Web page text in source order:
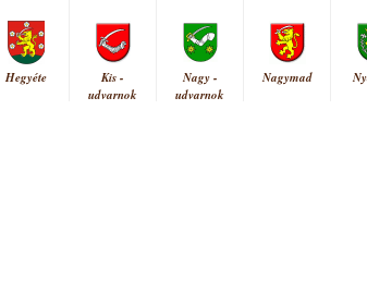
Hegyéte
Kis -
udvarnok
Nagy -
udvarnok
Nagymad